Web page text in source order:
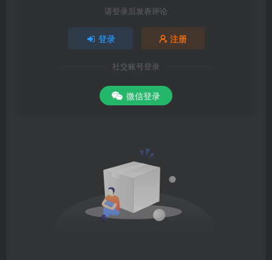
请登录后发表评论
登录 注册
社交账号登录
微信登录